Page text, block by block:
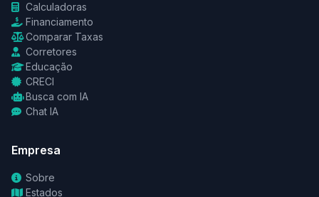
Calculadoras
Financiamento
Comparar Taxas
Corretores
Educação
CRECI
Busca com IA
Chat IA
Empresa
Sobre
Estados